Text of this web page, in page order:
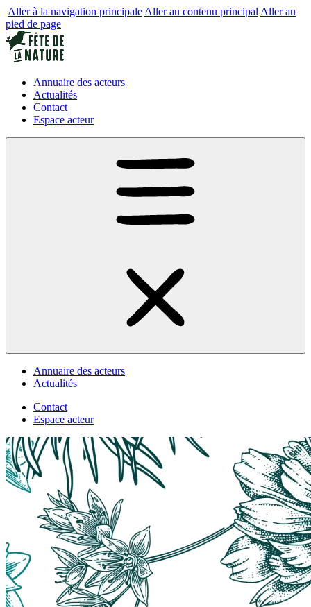
Aller à la navigation principale Aller au contenu principal Aller au
pied de page
Annuaire des acteurs
Actualités
Contact
Espace acteur
Annuaire des acteurs
Actualités
Contact
Espace acteur